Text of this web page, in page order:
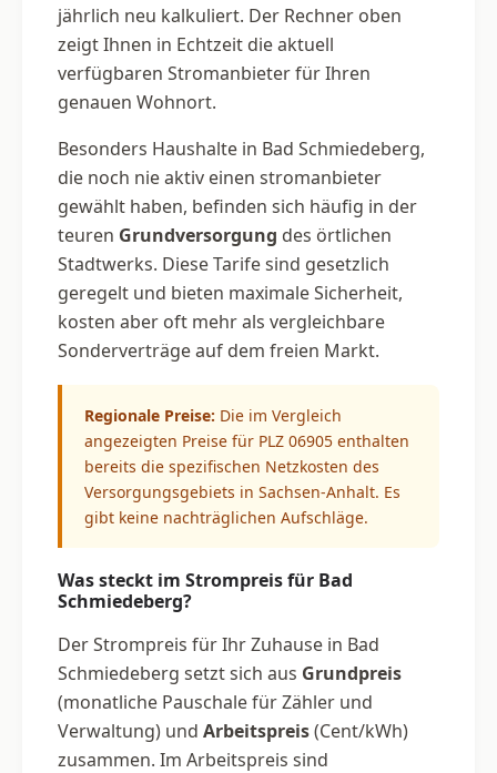
jährlich neu kalkuliert. Der Rechner oben
zeigt Ihnen in Echtzeit die aktuell
verfügbaren Stromanbieter für Ihren
genauen Wohnort.
Besonders Haushalte in Bad Schmiedeberg,
die noch nie aktiv einen stromanbieter
gewählt haben, befinden sich häufig in der
teuren Grundversorgung des örtlichen
Stadtwerks. Diese Tarife sind gesetzlich
geregelt und bieten maximale Sicherheit,
kosten aber oft mehr als vergleichbare
Sonderverträge auf dem freien Markt.
Regionale Preise: Die im Vergleich
angezeigten Preise für PLZ 06905 enthalten
bereits die spezifischen Netzkosten des
Versorgungsgebiets in Sachsen-Anhalt. Es
gibt keine nachträglichen Aufschläge.
Was steckt im Strompreis für Bad
Schmiedeberg?
Der Strompreis für Ihr Zuhause in Bad
Schmiedeberg setzt sich aus Grundpreis
(monatliche Pauschale für Zähler und
Verwaltung) und Arbeitspreis(Cent/kWh)
zusammen. Im Arbeitspreis sind